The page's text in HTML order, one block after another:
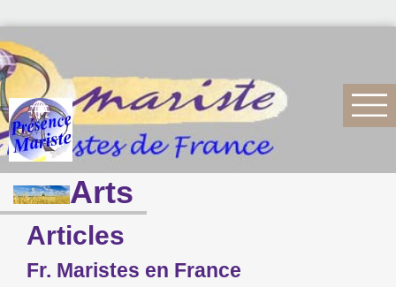
Arts
Articles
Fr. Maristes en France